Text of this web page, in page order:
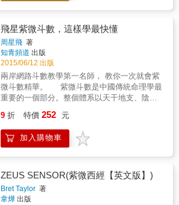
數論命，其方法則鬆散許多，不是靠口頭相傳
之口訣，即採用之命例實證，數量太少或偏
執，實不足以構成原理原則條件，更遑論作為
推演之基礎。 是故，斗數本身存在許多科學論
證問題，若不以嚴謹態度與科學精神，去批
判、挑戰其知識建構之基礎，而只一昧接受，
虛與委蛇，閉門造車，陷入唯心主義死胡同，
斗數將永遠無法走出知識象牙塔，獲得國際學
術界之認同。 研讀斗數，應避免完全以命理論
身知識是不夠的，必須配合其它知識相扶佐，
如哲學、心理學、宗教學、天文學等等相關知
識，才能產生相輔相成效果，如此方可清楚認
知斗數全貌及不及處；若僅以命理論命理，即
有可能發生以偏概全，以井觀天，敝帚自珍，
夜郎自大之現象，甚至野人獻暴，而得意揚
揚。 學習斗數，重點在於正確觀念與態度。斗
飛星紫微斗數，這樣學最快懂
周星飛 著
知青頻道 出版
2015/06/12 出版
兩岸網路斗數教學第一名師， 教你一次就會紫
微斗數精華。 紫微斗數是中國傳統命理學最
重要的一個部分。整個體系以天干地支、陰陽
性的預測複雜的社會關係和個人吉凶禍福，在
命理界中被尊稱「天下第一神數」。 & 本書作
者的教學過程跟方法： & 1、傳承：擺正心
理，必須經過印證再印證，才能寫進書裡。
3、建立學習架構：系統化的學習，組織化的學
習。有學習跟教導的過程與方法，能讓命理更
9 折 特價 252 元
加入購物車
ZEUS SENSOR(紫微西經【英文版】)
Bret Taylor 著
韋燁 出版